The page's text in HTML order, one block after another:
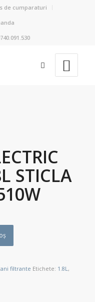
de cumparaturi
STICLA
filtrante Etichete: 1.8L ,